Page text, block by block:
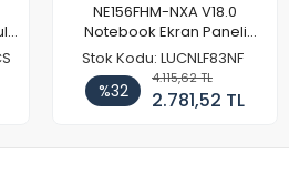
NE156FHM-NXA V18.0
Notebook Ekran Paneli
144Hz
Stok Kodu: LUCNLF83NF
%32
4.115,62 TL
2.781,52 TL